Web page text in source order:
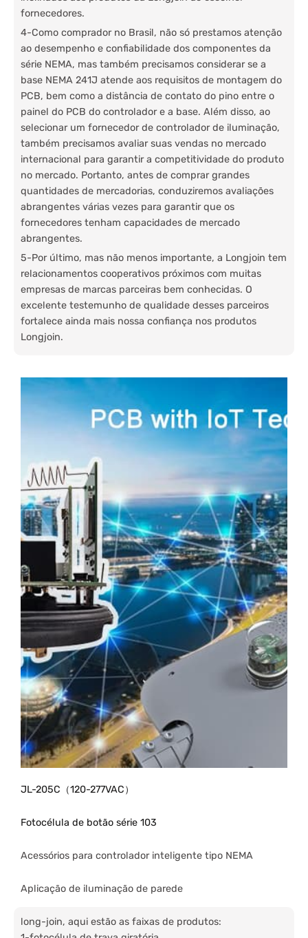
fornecedores.
4-Como comprador no Brasil, não só prestamos atenção
ao desempenho e confiabilidade dos componentes da
série NEMA, mas também precisamos considerar se a
base NEMA 241J atende aos requisitos de montagem do
PCB, bem como a distância de contato do pino entre o
painel do PCB do controlador e a base. Além disso, ao
selecionar um fornecedor de controlador de iluminação,
também precisamos avaliar suas vendas no mercado
internacional para garantir a competitividade do produto
no mercado. Portanto, antes de comprar grandes
quantidades de mercadorias, conduziremos avaliações
abrangentes várias vezes para garantir que os
fornecedores tenham capacidades de mercado
abrangentes.
5-Por último, mas não menos importante, a Longjoin tem
relacionamentos cooperativos próximos com muitas
empresas de marcas parceiras bem conhecidas. O
excelente testemunho de qualidade desses parceiros
fortalece ainda mais nossa confiança nos produtos
Longjoin.
JL-205C（120-277VAC）
Fotocélula de botão série 103
Acessórios para controlador inteligente tipo NEMA
Aplicação de iluminação de parede
long-join, aqui estão as faixas de produtos: